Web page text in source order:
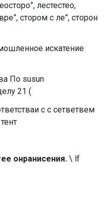
лестестео,
стором с ле”, сторон
искатение
По susun
21 (
с с сетветвем
онранисения. \ lf